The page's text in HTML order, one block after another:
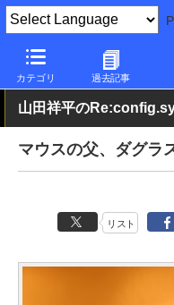
カテゴリ 過去記事
PC Watch 市場 その他
山田祥平の
マウスの父、ダグラ
リスト